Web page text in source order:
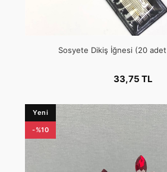
Sosyete Dikiş İğnesi (20
33,75 TL
Yeni
-%10